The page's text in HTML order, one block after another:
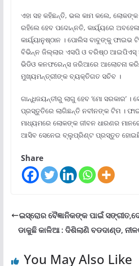
ଏହା ସହ କହିଛନ୍ତି, ଭଲ କାମ କଲେ,
ରହିଲେ ହେବ ପଦୋନ୍ନତି, କାର୍ୟ୍ୟରେ
କାର୍ୟ୍ୟାନୁଷ୍ଠାନ । ପୋଲିସ ବାବୁଙ୍କୁ ଫାଇଭ ଟି
ବିଭିନ୍ନ ଜିଲ୍ଲାର ଏସପି ଓ ବରିଷ୍ଠ ଆଇପିଏସ୍
ଭିଡିଓ କନଫରେନ୍ସ ଜରିଆରେ ଆଲୋଚନା
ମୁଖ୍ୟମନ୍ତ୍ରୀଙ୍କ ବ୍ୟକ୍ତିଗତ ସଚିବ ।
ଗାନ୍ଧିଜୟନ୍ତୀରୁ ଲାଗୁ ହେବ ‘ମୋ ସରକାର’ ।
ପ୍ରସ୍ତୁତିରେ ଲାଗିଛନ୍ତି ନବୀନଙ୍କ ଟିମ ।
ମାଧ୍ୟମରେ ଲୋକଙ୍କ ଜୀବନ ଧାରଣର
ଆସିବ ସେନେଇ ବ୍ଲୁପ୍ରିଣ୍ଟ ପ୍ରସ୍ତୁତ
Share
ଇସ୍ରୋର ବୈଜ୍ଞାନିକଙ୍କ ପାଇଁ
ଡାକୁଛି କାଳିଆ : ଦିଶିଲାଣି ବଡଦାଣ୍ଡ,
You May Also Like